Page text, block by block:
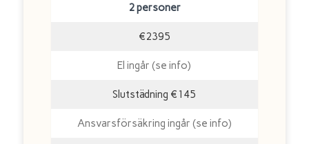
2 personer
€2395
El ingår (se info)
Slutstädning €145
Ansvarsförsäkring ingår (se info)